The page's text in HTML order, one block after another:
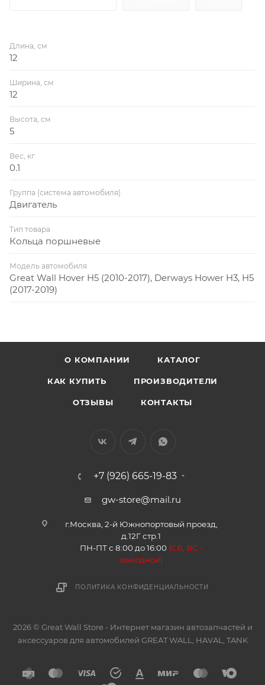
Длина, см
12
Ширина, см
12
Высота, см
5
Вес, кг
0.1
Группа (система автомобиля)
Двигатель
Тип товара
Кольца поршневые
Модель автомобиля
Great Wall Hover H5 (2010-2017), Derways Hower H3, H5
(2017-2019)
О КОМПАНИИ КАТАЛОГ
КАК КУПИТЬ ПРОИЗВОДИТЕЛИ
ОТЗЫВЫ КОНТАКТЫ
+7 (926) 665-19-83
gw-store@mail.ru
г.Москва, 2-й Южнопортовый проезд,
д.12Г стр.1
ПН-ПТ с 8:00 до 16:00 (СБ, ВС -
выходной)
ПОЛИТИКА КОНФИДЕНЦИАЛЬНОСТИ
2026 © Great Wall Store - Интернет магазин автозапчастей и
аксессуаров для автомобилей GREAT WALL, HAVAL, TANK